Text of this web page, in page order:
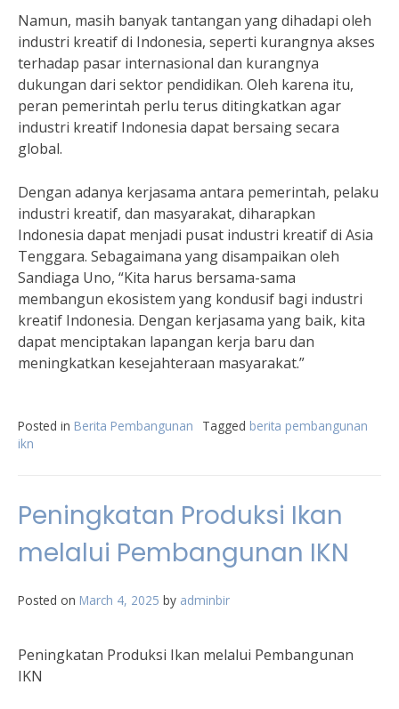
Namun, masih banyak tantangan yang dihadapi oleh
industri kreatif di Indonesia, seperti kurangnya akses
terhadap pasar internasional dan kurangnya
dukungan dari sektor pendidikan. Oleh karena itu,
peran pemerintah perlu terus ditingkatkan agar
industri kreatif Indonesia dapat bersaing secara
global.
Dengan adanya kerjasama antara pemerintah, pelaku
industri kreatif, dan masyarakat, diharapkan
Indonesia dapat menjadi pusat industri kreatif di Asia
Tenggara. Sebagaimana yang disampaikan oleh
Sandiaga Uno, “Kita harus bersama-sama
membangun ekosistem yang kondusif bagi industri
kreatif Indonesia. Dengan kerjasama yang baik, kita
dapat menciptakan lapangan kerja baru dan
meningkatkan kesejahteraan masyarakat.”
Posted in Berita Pembangunan Tagged berita pembangunan
ikn
Peningkatan Produksi Ikan
melalui Pembangunan IKN
Posted on March 4, 2025 by adminbir
Peningkatan Produksi Ikan melalui Pembangunan
IKN